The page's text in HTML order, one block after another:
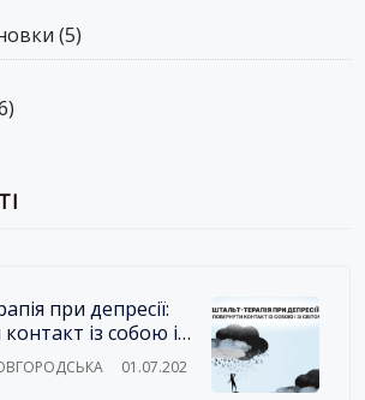
(5)
при депресії:
із собою і
01.07.202